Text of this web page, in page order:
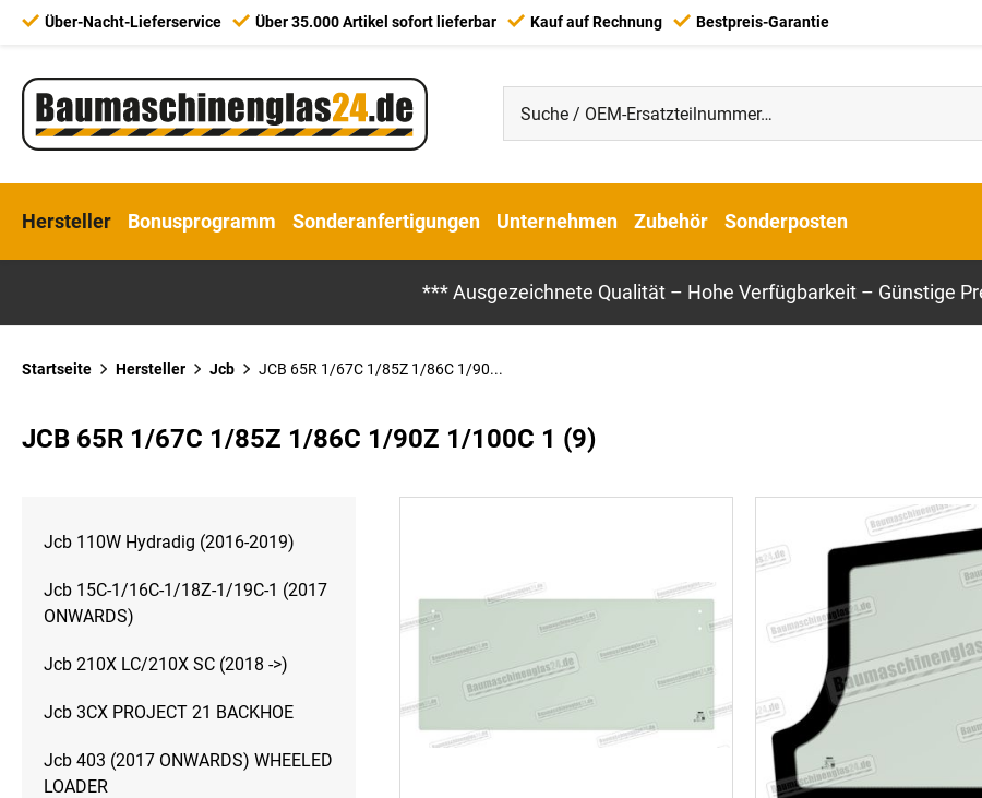
Über-Nacht-Lieferservice Über 35.000 Artikel sofort lieferbar Kauf auf Rechnung Bestpreis-Garantie
Hersteller Bonusprogramm Sonderanfertigungen Unternehmen Zubehör Sonderposten
*** Ausgezeichnete Qualität – Hohe Verfügbarkeit – Günstige
Startseite Hersteller Jcb JCB 65R 1/67C 1/85Z 1/86C 1/90...
JCB 65R 1/67C 1/85Z 1/86C 1/90Z 1/100C 1 (9)
Jcb 110W Hydradig (2016-2019)
Jcb 15C-1/16C-1/18Z-1/19C-1 (2017
ONWARDS)
Jcb 210X LC/210X SC (2018 ->)
Jcb 3CX PROJECT 21 BACKHOE
Jcb 403 (2017 ONWARDS) WHEELED
LOADER